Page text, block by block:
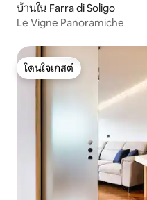
บ้านใน Farra di Soligo
Le Vigne Panoramiche
โดนใจเกสต์
โดนใจเกสต์